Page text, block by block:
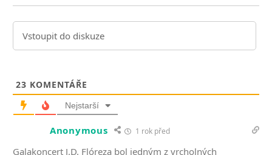
23 KOMENTÁŘE
Nejstarší
Anonymous 1 rok před
Galakoncert J.D. Flóreza bol jedným z vrcholných